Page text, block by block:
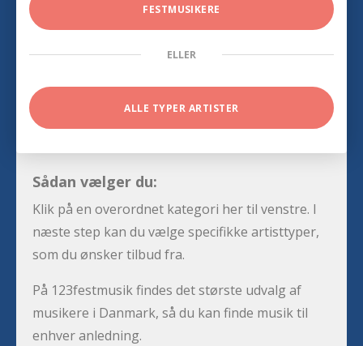
FESTMUSIKERE
ELLER
ALLE TYPER ARTISTER
Sådan vælger du:
Klik på en overordnet kategori her til venstre. I
næste step kan du vælge specifikke artisttyper,
som du ønsker tilbud fra.
På 123festmusik findes det største udvalg af
musikere i Danmark, så du kan finde musik til
enhver anledning.